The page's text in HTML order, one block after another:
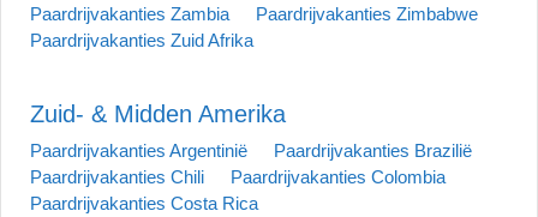
Paardrijvakanties Zambia
Paardrijvakanties Zimbabwe
Paardrijvakanties Zuid Afrika
Zuid- & Midden Amerika
Paardrijvakanties Argentinië
Paardrijvakanties Brazilië
Paardrijvakanties Chili
Paardrijvakanties Colombia
Paardrijvakanties Costa Rica